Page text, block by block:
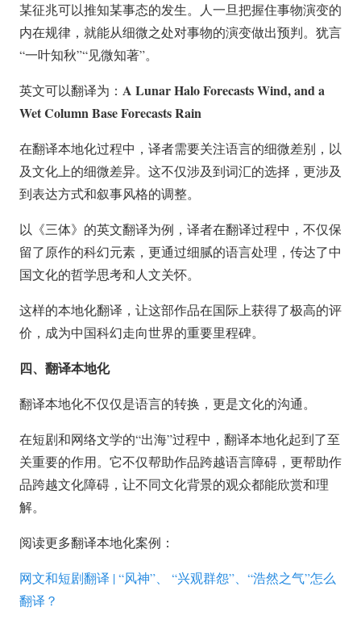
某征兆可以推知某事态的发生。人一旦把握住事物演变的
内在规律，就能从细微之处对事物的演变做出预判。犹言
“一叶知秋”“见微知著”。
英文可以翻译为： A Lunar Halo Forecasts Wind, and a
Wet Column Base Forecasts Rain
在翻译本地化过程中，译者需要关注语言的细微差别，以
及文化上的细微差异。这不仅涉及到词汇的选择，更涉及
到表达方式和叙事风格的调整。
以《三体》的英文翻译为例，译者在翻译过程中，不仅保
留了原作的科幻元素，更通过细腻的语言处理，传达了中
国文化的哲学思考和人文关怀。
这样的本地化翻译，让这部作品在国际上获得了极高的评
价，成为中国科幻走向世界的重要里程碑。
四、翻译本地化
翻译本地化不仅仅是语言的转换，更是文化的沟通。
在短剧和网络文学的“出海”过程中，翻译本地化起到了至
关重要的作用。它不仅帮助作品跨越语言障碍，更帮助作
品跨越文化障碍，让不同文化背景的观众都能欣赏和理
解。
阅读更多翻译本地化案例：
网文和短剧翻译 | “风神”、 “兴观群怨”、“浩然之气”怎么
翻译？